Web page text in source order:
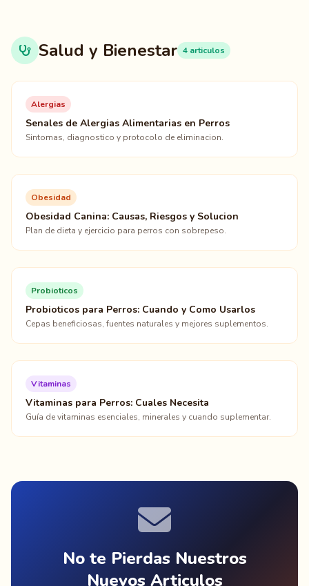
Salud y Bienestar 4 articulos
Alergias
Senales de Alergias Alimentarias en Perros
Sintomas, diagnostico y protocolo de eliminacion.
Obesidad
Obesidad Canina: Causas, Riesgos y Solucion
Plan de dieta y ejercicio para perros con sobrepeso.
Probioticos
Probioticos para Perros: Cuando y Como Usarlos
Cepas beneficiosas, fuentes naturales y mejores suplementos.
Vitaminas
Vitaminas para Perros: Cuales Necesita
Guía de vitaminas esenciales, minerales y cuando suplementar.
No te Pierdas Nuestros
Nuevos Articulos